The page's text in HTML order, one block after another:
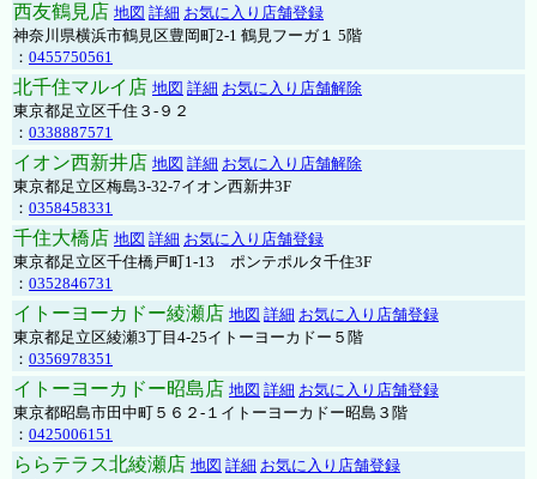
西友鶴見店 地図 詳細 お気に入り店舗登録
神奈川県横浜市鶴見区豊岡町2-1 鶴見フーガ１ 5階
： 0455750561
北千住マルイ店 地図 詳細 お気に入り店舗解除
東京都足立区千住３-９２
： 0338887571
イオン西新井店 地図 詳細 お気に入り店舗解除
東京都足立区梅島3-32-7イオン西新井3F
： 0358458331
千住大橋店 地図 詳細 お気に入り店舗登録
東京都足立区千住橋戸町1-13 ポンテポルタ千住3F
： 0352846731
イトーヨーカドー綾瀬店 地図 詳細 お気に入り店舗登録
東京都足立区綾瀬3丁目4-25イトーヨーカドー５階
： 0356978351
イトーヨーカドー昭島店 地図 詳細 お気に入り店舗登録
東京都昭島市田中町５６２-１イトーヨーカドー昭島３階
： 0425006151
ららテラス北綾瀬店 地図 詳細 お気に入り店舗登録